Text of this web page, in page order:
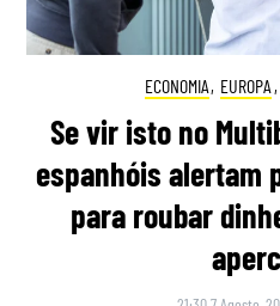
ECONOMIA, EUROPA ,
Se vir isto no
espanhóis alertam
para roubar